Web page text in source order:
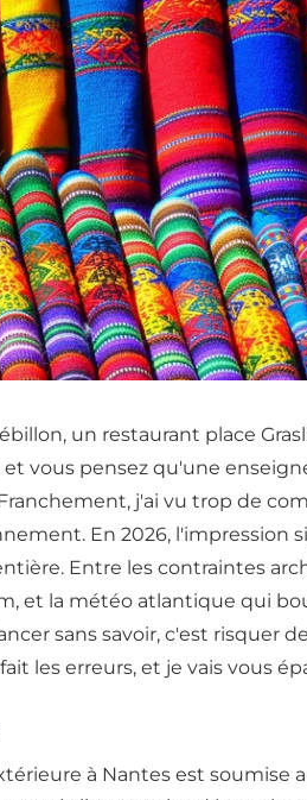
un restaurant place
vous pensez qu'une
j'ai vu trop de
En 2026, l'impression
Entre les contraintes
et la météo atlantique qui
sans savoir, c'est risquer
les erreurs, et je vais vous
à Nantes est soumise